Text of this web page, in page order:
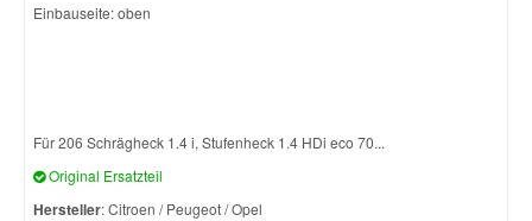
Einbauseite: oben
Für 206 Schrägheck 1.4 i, Stufenheck 1.4 HDi eco 70...
Original Ersatzteil
Hersteller: Citroen / Peugeot / Opel
Toyota Ersatzteile